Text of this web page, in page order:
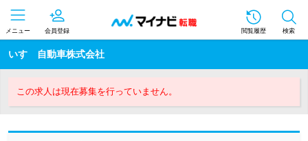
メニュー 会員登録 閲覧履歴 検索
いすゞ自動車株式会社
この求人は現在募集を行っていません。